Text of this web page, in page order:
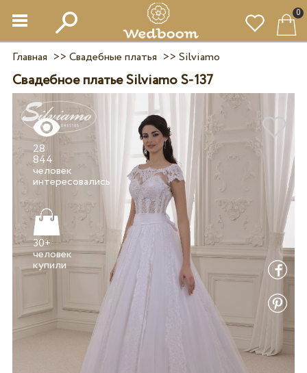
0
Главная >> Свадебные платья >> Silviamo
Свадебное платье Silviamo S-137
28
844
человек
30+
человек